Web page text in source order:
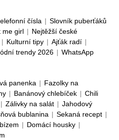
čísla | Slovník puberťáků
me girl | Nejtěžší české
| Kulturní tipy | Ajťák radí |
trendy 2026 | WhatsApp
panenka | Fazolky na
| Banánový chlebíček | Chili
| Zálivky na salát | Jahodový
bublanina | Sekaná recept |
| Domácí housky |